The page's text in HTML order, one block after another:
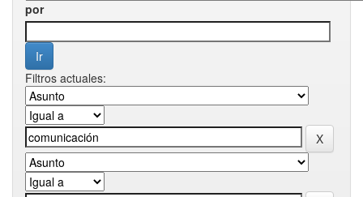
por
Filtros actuales: